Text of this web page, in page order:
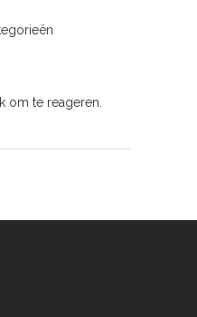
om te reageren.